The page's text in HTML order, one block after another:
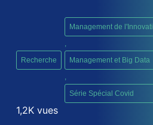
Recherche
Management de
Management et Big Data
Série Spécial Covid
1,2K vues